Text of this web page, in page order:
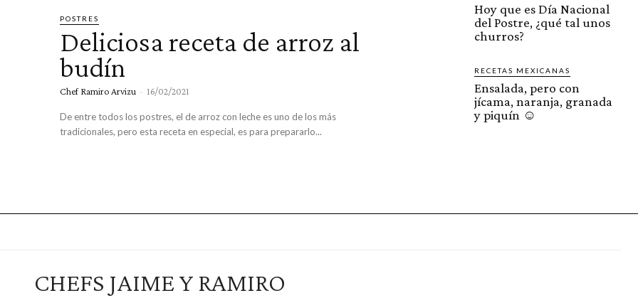
POSTRES
Deliciosa receta de arroz al
budín
Chef Ramiro Arvizu - 16/02/2021
De entre todos los postres, el de arroz con leche es uno de los más
tradicionales, pero esta receta en especial, es para prepararlo...
Hoy que es Día Nacional
del Postre, ¿qué tal unos
churros?
RECETAS MEXICANAS
Ensalada, pero con
jícama, naranja, granada
y piquín ☺️
CHEFS JAIME Y RAMIRO